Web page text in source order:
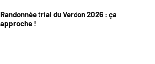
Randonnée trial du Verdon 2026 : ça
approche !